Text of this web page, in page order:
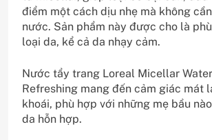
điểm một cách dịu nhẹ mà không
nước. Sản phẩm này được cho là
loại da, kể cả da nhạy cảm.
Nước tẩy trang Loreal Micellar Water
Refreshing mang đến cảm giác mát
khoái, phù hợp với những mẹ bầu
da hỗn hợp.